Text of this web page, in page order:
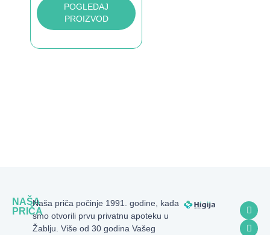
POGLEDAJ
PROIZVOD
NAŠA
PRIČA
Naša priča počinje 1991. godine, kada
smo otvorili prvu privatnu apoteku u
Žablju. Više od 30 godina Vašeg